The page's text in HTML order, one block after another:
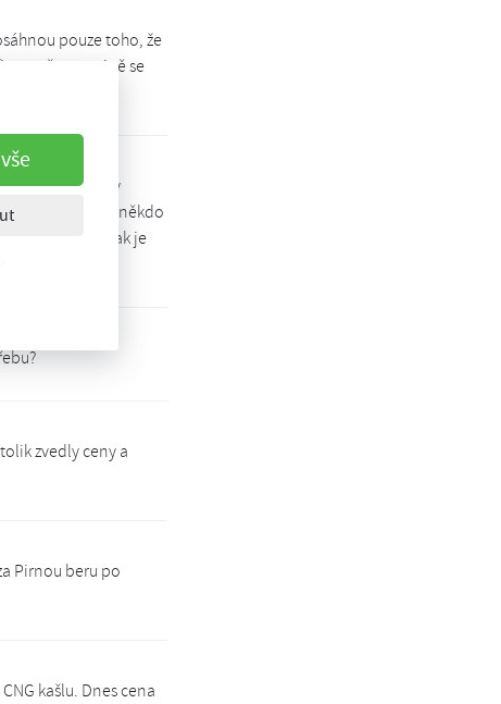
pouze toho, že
proč ne, stejně se
l benzinu, tedy
Takže jak níže někdo
a nižší. Jinak je
zvedly ceny a
Pirnou beru po
kašlu. Dnes cena